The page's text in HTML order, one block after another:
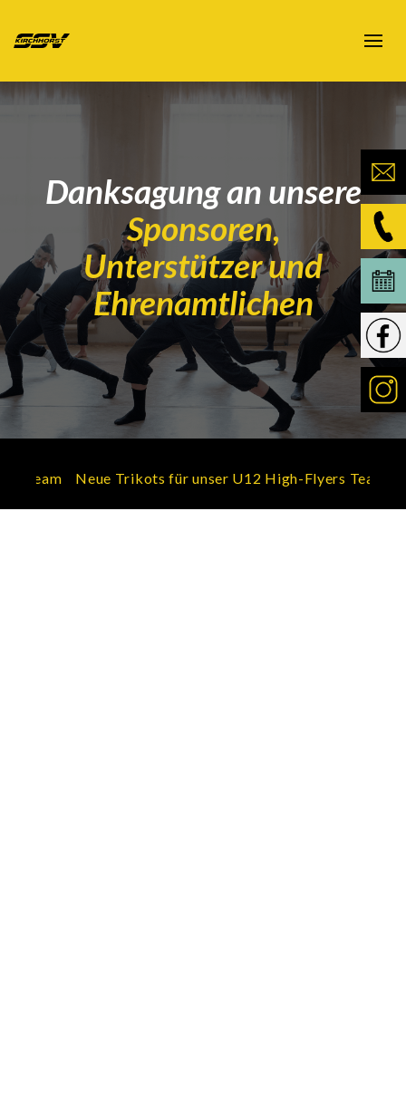
Danksagung an unsere
Sponsoren,
Unterstützer und
Ehrenamtlichen
Neue Trikots für unser U12 High-Flyers Team Neue